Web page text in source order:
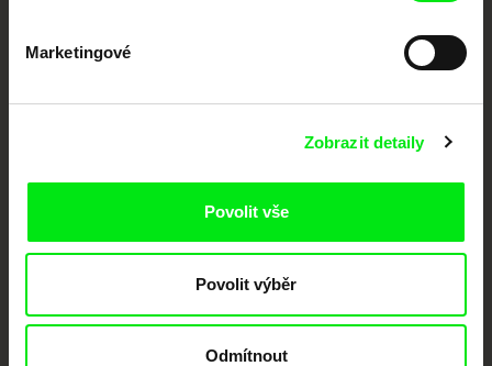
Marketingové
Zobrazit detaily
Povolit vše
Povolit výběr
Odmítnout